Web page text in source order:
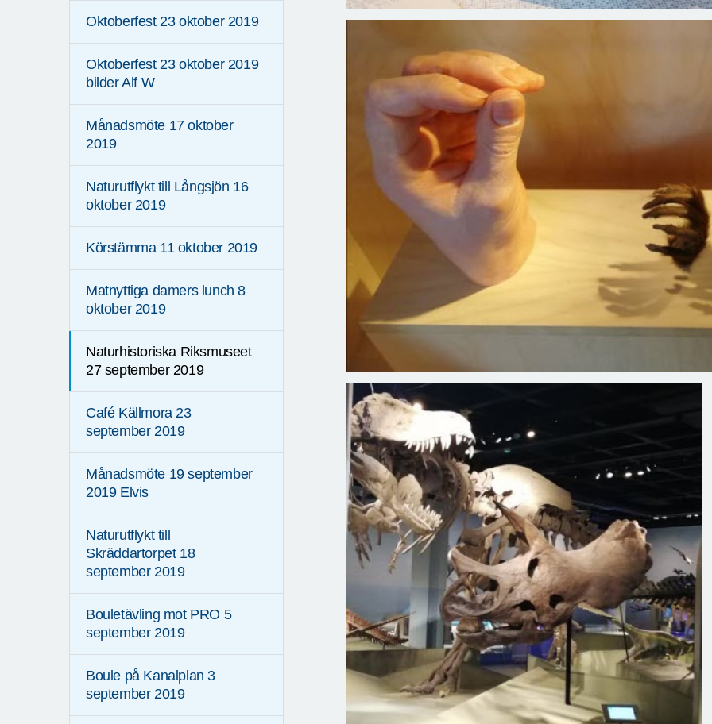
Oktoberfest 23 oktober 2019
Oktoberfest 23 oktober 2019
bilder Alf W
Månadsmöte 17 oktober
2019
Naturutflykt till Långsjön 16
oktober 2019
Körstämma 11 oktober 2019
Matnyttiga damers lunch 8
oktober 2019
Naturhistoriska Riksmuseet
27 september 2019
Café Källmora 23
september 2019
Månadsmöte 19 september
2019 Elvis
Naturutflykt till
Skräddartorpet 18
september 2019
Bouletävling mot PRO 5
september 2019
Boule på Kanalplan 3
september 2019